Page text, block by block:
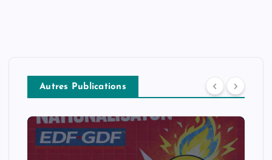
Autres Publications